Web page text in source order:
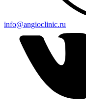
info@angioclinic.ru